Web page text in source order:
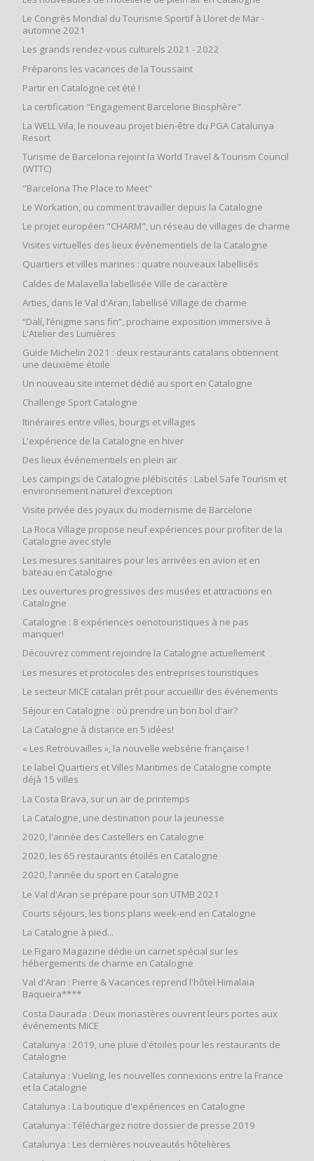
Le Congrès Mondial du Tourisme Sportif à Lloret de Mar -
automne 2021
Les grands rendez-vous culturels 2021 - 2022
Préparons les vacances de la Toussaint
Partir en Catalogne cet été !
La certification "Engagement Barcelone Biosphère"
La WELL Vila, le nouveau projet bien-être du PGA Catalunya
Resort
Turisme de Barcelona rejoint la World Travel & Tourism Council
(WTTC)
"Barcelona The Place to Meet"
Le Workation, ou comment travailler depuis la Catalogne
Le projet européen "CHARM", un réseau de villages de charme
Visites virtuelles des lieux événementiels de la Catalogne
Quartiers et villes marines : quatre nouveaux labellisés
Caldes de Malavella labellisée Ville de caractère
Arties, dans le Val d'Aran, labellisé Village de charme
“Dalí, l’énigme sans fin”, prochaine exposition immersive à
L'Atelier des Lumières
Guide Michelin 2021 : deux restaurants catalans obtiennent
une deuxième étoile
Un nouveau site internet dédié au sport en Catalogne
Challenge Sport Catalogne
Itinéraires entre villes, bourgs et villages
L'expérience de la Catalogne en hiver
Des lieux événementiels en plein air
Les campings de Catalogne plébiscités : Label Safe Tourism et
environnement naturel d’exception
Visite privée des joyaux du modernisme de Barcelone
La Roca Village propose neuf expériences pour profiter de la
Catalogne avec style
Les mesures sanitaires pour les arrivées en avion et en
bateau en Catalogne
Les ouvertures progressives des musées et attractions en
Catalogne
Catalogne : 8 expériences oenotouristiques à ne pas
manquer!
Découvrez comment rejoindre la Catalogne actuellement
Les mesures et protocoles des entreprises touristiques
Le secteur MICE catalan prêt pour accueillir des événements
Séjour en Catalogne : où prendre un bon bol d'air?
La Catalogne à distance en 5 idées!
« Les Retrouvailles », la nouvelle websérie française !
Le label Quartiers et Villes Maritimes de Catalogne compte
déjà 15 villes
La Costa Brava, sur un air de printemps
La Catalogne, une destination pour la jeunesse
2020, l'année des Castellers en Catalogne
2020, les 65 restaurants étoilés en Catalogne
2020, l'année du sport en Catalogne
Le Val d'Aran se prépare pour son UTMB 2021
Courts séjours, les bons plans week-end en Catalogne
La Catalogne à pied...
Le Figaro Magazine dédie un carnet spécial sur les
hébergements de charme en Catalogne
Val d'Aran : Pierre & Vacances reprend l'hôtel Himalaia
Baqueira****
Costa Daurada : Deux monastères ouvrent leurs portes aux
événements MICE
Catalunya : 2019, une pluie d'étoiles pour les restaurants de
Catalogne
Catalunya : Vueling, les nouvelles connexions entre la France
et la Catalogne
Catalunya : La boutique d'expériences en Catalogne
Catalunya : Téléchargez notre dossier de presse 2019
Catalunya : Les dernières nouveautés hôtelières